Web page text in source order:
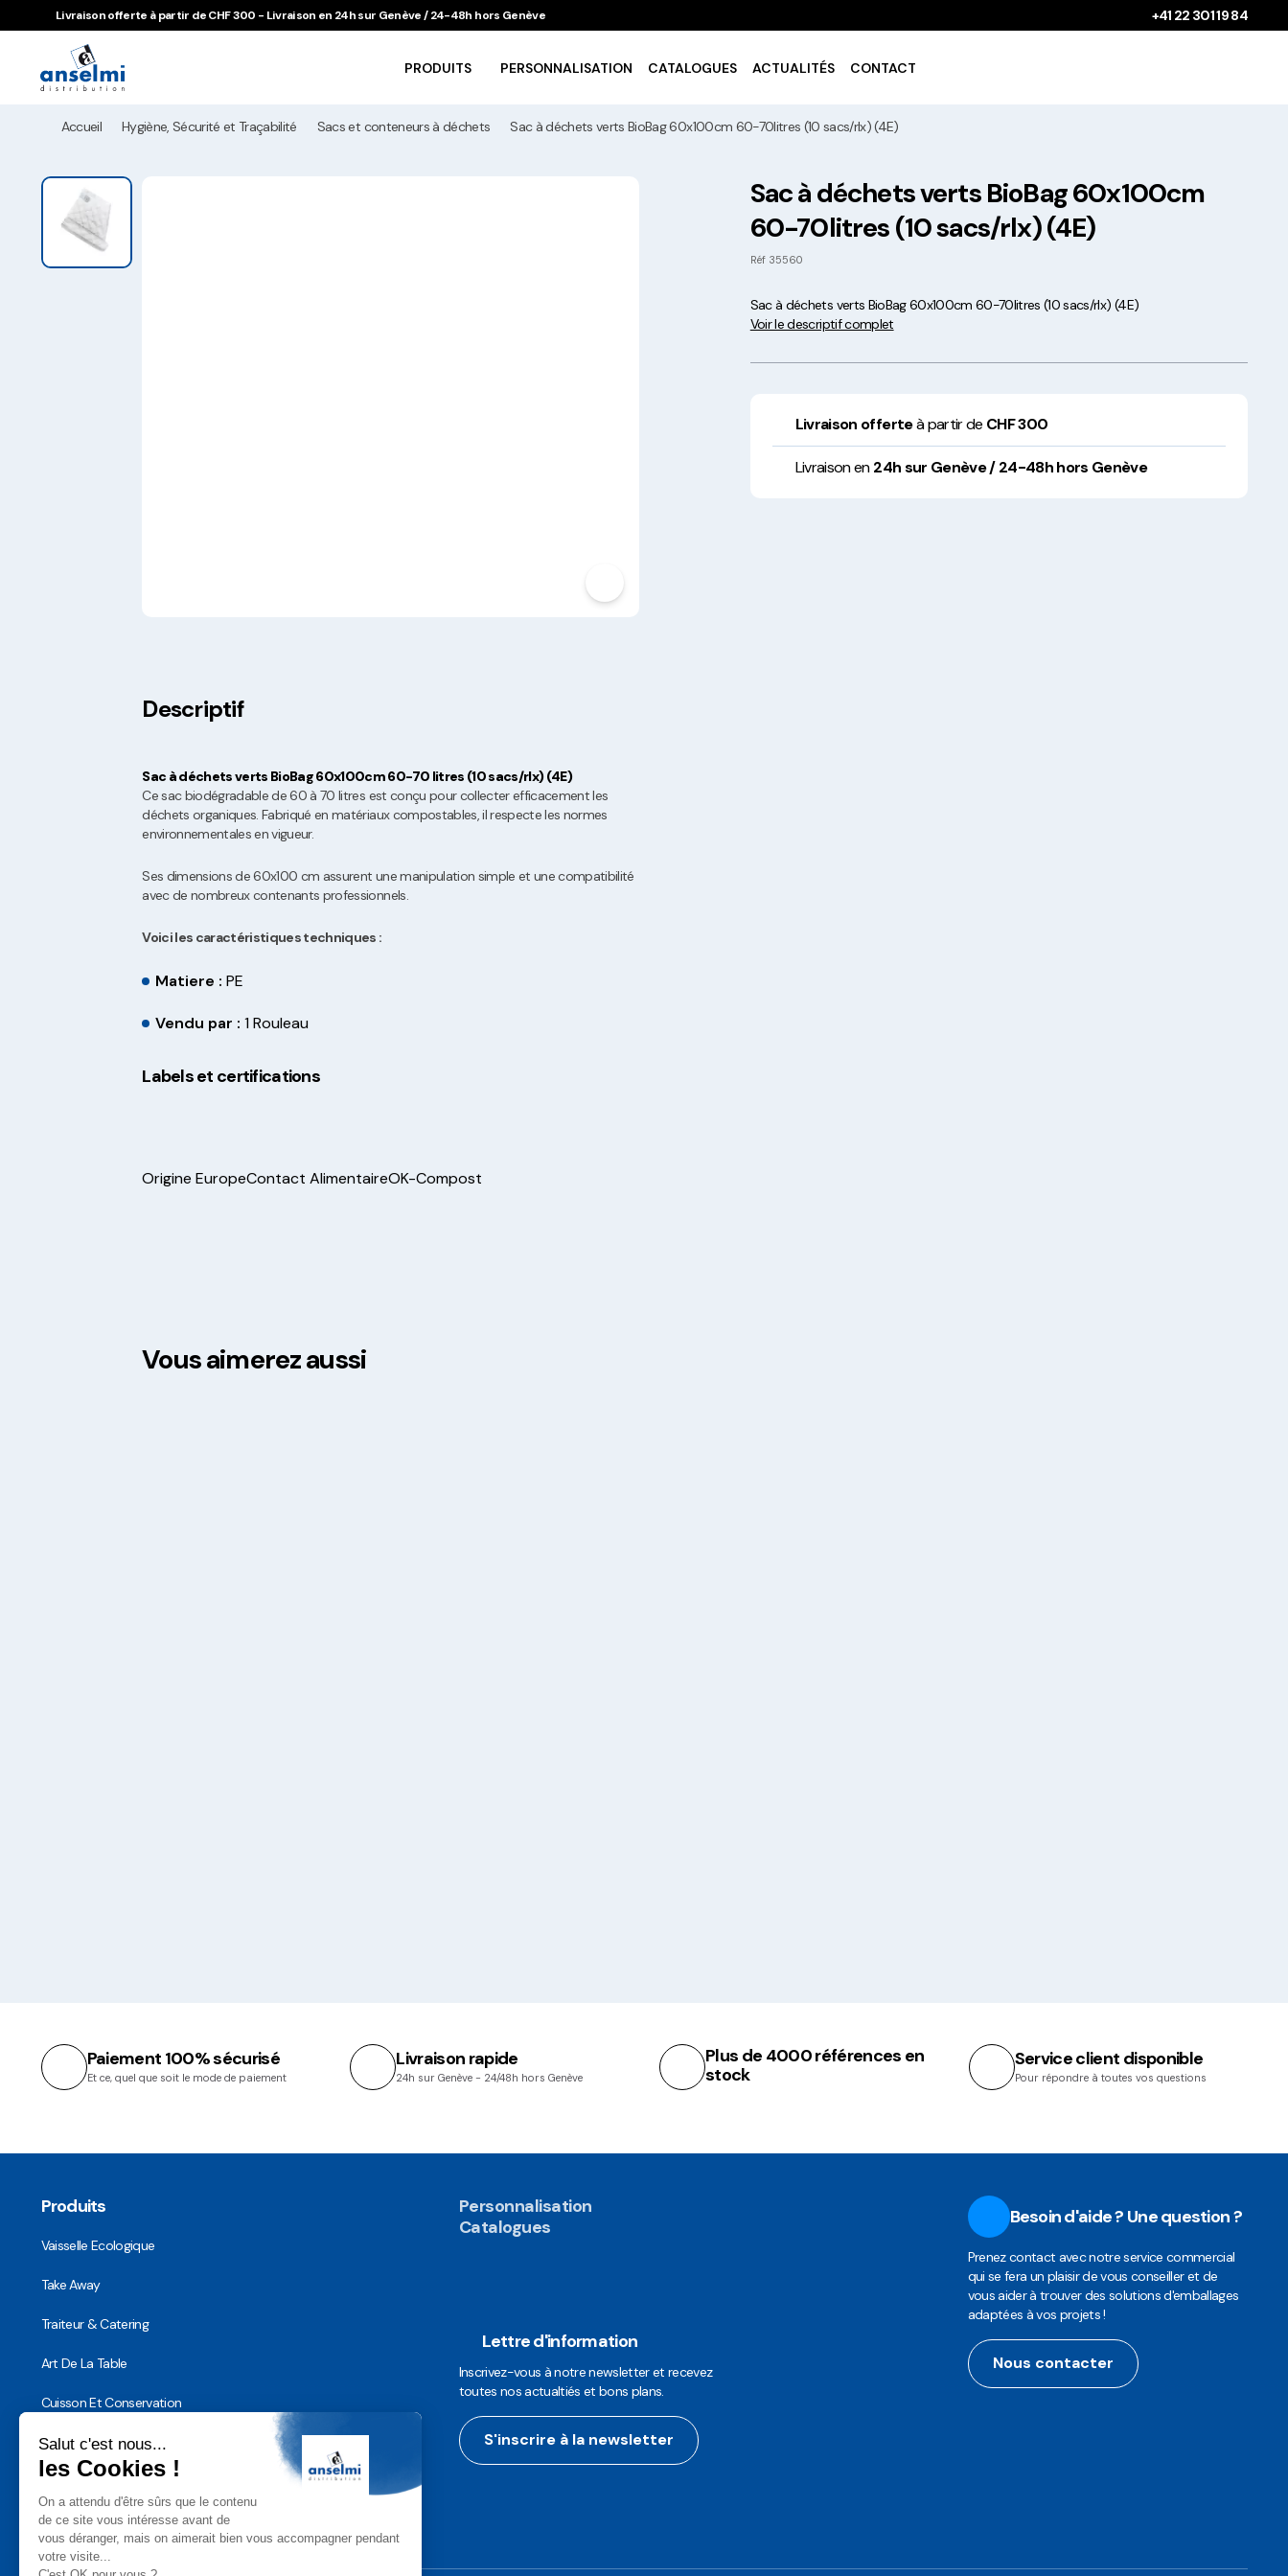
Aller au contenu
Aller à la navigation principale
Livraison offerte à partir de CHF 300 - Livraison en 24h sur Genève / 24-48h hors Genève +41 22 301 19 84
PRODUITS
Gobelets à boissons
chaudes 100%
compostables !
en Europe
PERSONNALISATION CATALOGUES ACTUALITÉS CONTACT
Accueil Hygiène, Sécurité et Traçabilité Sacs et conteneurs à déchets Sac à déchets verts BioBag 60x100cm 60-70litres (10 sacs/rlx) (4E)
Sac à déchets verts BioBag 60x100cm
60-70litres (10 sacs/rlx) (4E)
Réf 35560
Sac à déchets verts BioBag 60x100cm 60-70litres (10 sacs/rlx) (4E)
Voir le descriptif complet
Livraison offerteà partir de CHF 300
Livraison en24h sur Genève / 24-48h hors Genève
Descriptif
Sac à déchets verts BioBag 60x100cm 60-70 litres (10 sacs/rlx) (4E)
Ce sac biodégradable de 60 à 70 litres est conçu pour collecter efficacement les
déchets organiques. Fabriqué en matériaux compostables, il respecte les normes
environnementales en vigueur.
Ses dimensions de 60x100 cm assurent une manipulation simple et une compatibilité
avec de nombreux contenants professionnels.
Voici les caractéristiques techniques :
Matiere :PE
Vendu par :1 Rouleau
Labels et certifications
Origine EuropeContact AlimentaireOK-Compost
Vous aimerez aussi
Paiement 100% sécurisé
Et ce, quel que soit le mode de paiement
Livraison rapide
24h sur Genève - 24/48h hors Genève
Plus de 4000 références en
stock
Service client disponible
Pour répondre à toutes vos questions
Produits
Vaisselle Ecologique
Take Away
Traiteur & Catering
Art De La Table
Cuisson Et Conservation
Hygiène, Sécurité et Traçabilité
Vaisselle Réutilisable
Noël
Personnalisation
Catalogues
Lettre d'information
Inscrivez-vous à notre newsletter et recevez
toutes nos actualtiés et bons plans.
S'inscrire à la newsletter
Besoin d'aide ? Une question ?
Prenez contact avec notre service commercial
qui se fera un plaisir de vous conseiller et de
vous aider à trouver des solutions d'emballages
adaptées à vos projets !
Nous contacter